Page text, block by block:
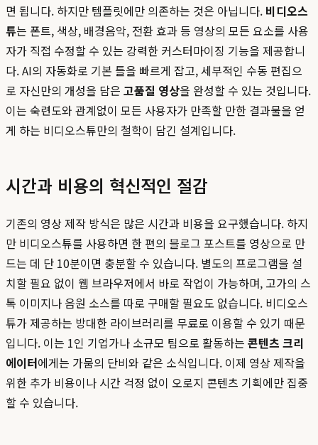
면 됩니다. 하지만 템플릿에만 의존하는 것은 아닙니다. 비디오스
튜는 폰트, 색상, 배경음악, 전환 효과 등 영상의 모든 요소를 사용
자가 직접 수정할 수 있는 강력한 커스터마이징 기능을 제공합니
다. AI의 자동화로 기본 틀을 빠르게 잡고, 세부적인 수동 편집으
로 자신만의 개성을 담은 고품질 영상을 완성할 수 있는 것입니다.
이는 숙련도와 관계없이 모든 사용자가 만족할 만한 결과물을 얻
게 하는 비디오스튜만의 철학이 담긴 설계입니다.
시간과 비용의 혁신적인 절감
기존의 영상 제작 방식은 많은 시간과 비용을 요구했습니다. 하지
만 비디오스튜를 사용하면 한 편의 블로그 포스트를 영상으로 만
드는 데 단 10분이면 충분할 수 있습니다. 별도의 프로그램을 설
치할 필요 없이 웹 브라우저에서 바로 작업이 가능하며, 고가의 스
톡 이미지나 음원 소스를 따로 구매할 필요도 없습니다. 비디오스
튜가 제공하는 방대한 라이브러리를 무료로 이용할 수 있기 때문
입니다. 이는 1인 기업가나 소규모 팀으로 활동하는 콘텐츠 크리
에이터에게는 가뭄의 단비와 같은 소식입니다. 이제 영상 제작을
위한 추가 비용이나 시간 걱정 없이 오로지 콘텐츠 기획에만 집중
할 수 있습니다.